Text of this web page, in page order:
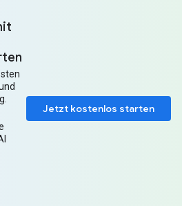
Jetzt kostenlos starten